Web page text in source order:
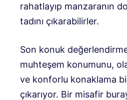
rahatlayıp manzaranın
tadını çıkarabilirler.
Son konuk
muhteşem konumunu,
ve konforlu konaklama
çıkarıyor. Bir misafir